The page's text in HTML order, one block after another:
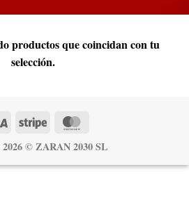
productos que coincidan con tu
selección.
Visa Stripe
©ZARAN 2030 SL